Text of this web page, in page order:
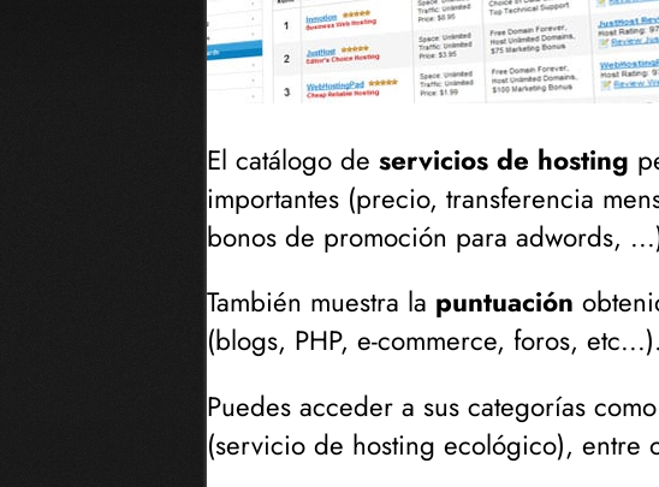
El catálogo de servicios de hosting
importantes (precio, transferencia
bonos de promoción para adwords, ...
También muestra la puntuación
(blogs, PHP, e-commerce, foros, etc...).
Puedes acceder a sus categorías
(servicio de hosting ecológico), entre